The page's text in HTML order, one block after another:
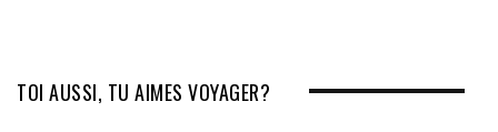
v
t
TOI AUSSI, TU AIMES VOYAGER?